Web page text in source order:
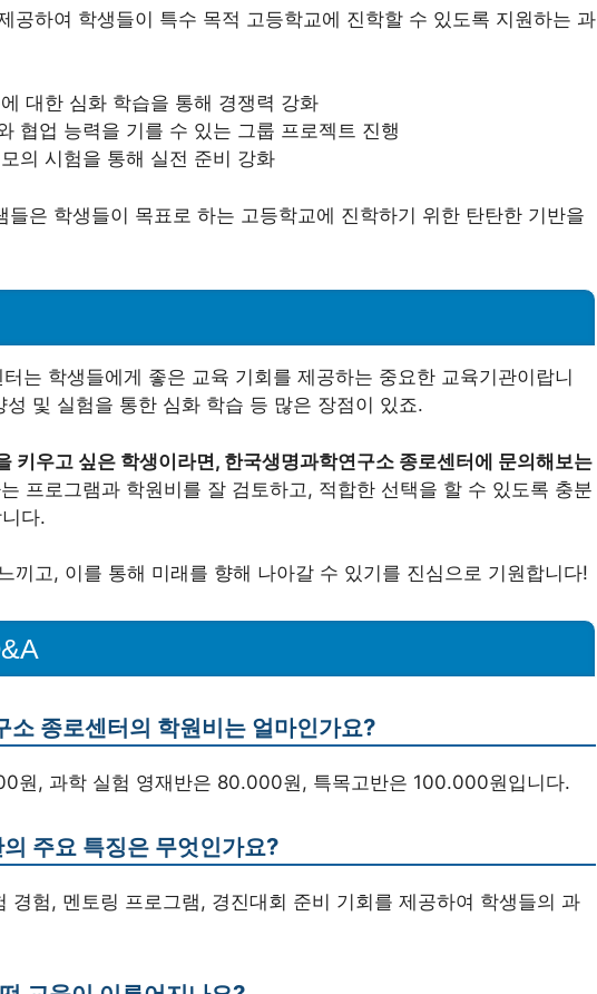
공하여 학생들이 특수 목적 고등학교에 진학할 수 있도록 지원하는 과
대한 심화 학습을 통해 경쟁력 강화
협업 능력을 기를 수 있는 그룹 프로젝트 진행
의 시험을 통해 실전 준비 강화
들은 학생들이 목표로 하는 고등학교에 진학하기 위한 탄탄한 기반을
는 학생들에게 좋은 교육 기회를 제공하는 중요한 교육기관이랍니
및 실험을 통한 심화 학습 등 많은 장점이 있죠.
키우고 싶은 학생이라면, 한국생명과학연구소 종로센터에 문의해보는
프로그램과 학원비를 잘 검토하고, 적합한 선택을 할 수 있도록 충분
다.
끼고, 이를 통해 미래를 향해 나아갈 수 있기를 진심으로 기원합니다!
소 종로센터의 학원비는 얼마인가요?
원, 과학 실험 영재반은 80.000원, 특목고반은 100.000원입니다.
주요 특징은 무엇인가요?
경험, 멘토링 프로그램, 경진대회 준비 기회를 제공하여 학생들의 과